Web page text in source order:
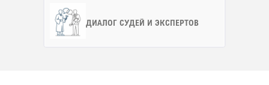
ДИАЛОГ СУДЕЙ И ЭКСПЕРТОВ